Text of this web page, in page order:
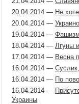
20.04.2014 — Не
20.04.2014 —
19.04.2014 —
18.04.2014 — Лгуны
17.04.2014 — Весна
16.04.2014 —
16.04.2014 — По
16.04.2014 —
Украины